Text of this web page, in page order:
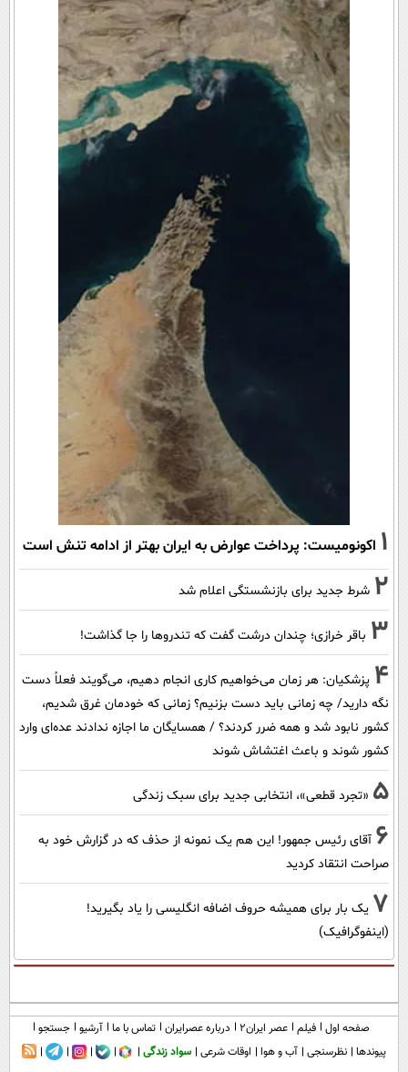
1 اکونومیست: پرداخت عوارض به ایران بهتر از ادامه تنش است
2 شرط جدید برای بازنشستگی اعلام شد
3 باقر خرازی؛ چندان درشت گفت که تندروها را جا گذاشت!
4 پزشکیان: هر زمان می‌خواهیم کاری انجام دهیم، می‌گویند فعلاً دست
نگه دارید/ چه زمانی باید دست بزنیم؟ زمانی که خودمان غرق شدیم،
کشور نابود شد و همه ضرر کردند؟ / همسایگان ما اجازه ندادند عده‌ای وارد
کشور شوند و باعث اغتشاش شوند
5 «تجرد قطعی»، انتخابی جدید برای سبک زندگی
6 آقای رئیس جمهور! این هم یک نمونه از حذف که در گزارش خود به
صراحت انتقاد کردید
7 یک بار برای همیشه حروف اضافه انگلیسی را یاد بگیرید!
(اینفوگرافیک)
صفحه اول فیلم عصر ایران۲ درباره عصرایران تماس با ما آرشیو جستجو
پیوندها نظرسنجی آب و هوا اوقات شرعی سواد زندگی